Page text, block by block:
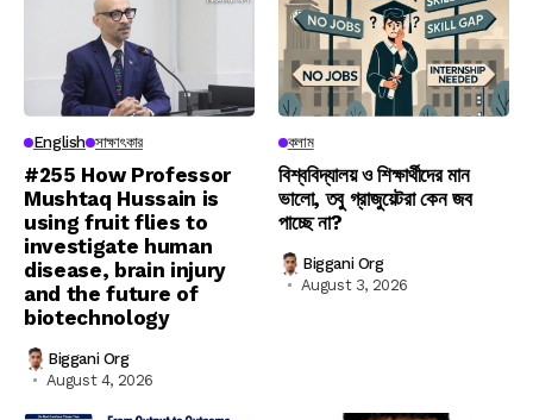
English সাক্ষাৎকার
#255 How Professor
Mushtaq Hussain is
using fruit flies to
investigate human
disease, brain injury
and the future of
biotechnology
Biggani Org
August 4, 2026
কলাম
বিশ্ববিদ্যালয় ও শিক্ষার্থীদের মান
ভালো, তবু গ্রাজুয়েটরা কেন জব
পাচ্ছে না?
Biggani Org
August 3, 2026